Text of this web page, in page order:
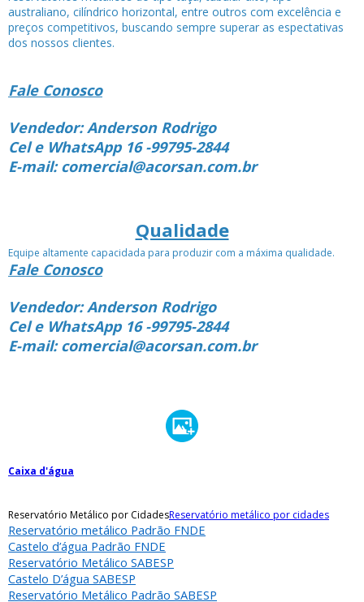
australiano, cilíndrico horizontal, entre outros com excelência e
preços competitivos, buscando sempre superar as espectativas
dos nossos clientes.
Fale Conosco
Vendedor: Anderson Rodrigo
Cel e WhatsApp 16 -99795-2844
E-mail: comercial@acorsan.com.br
Qualidade
Equipe altamente capacidada para produzir com a máxima qualidade.
Fale Conosco
Vendedor: Anderson Rodrigo
Cel e WhatsApp 16 -99795-2844
E-mail: comercial@acorsan.com.br
Caixa d'água
Reservatório Metálico por CidadesReservatório metálico por cidades
Reservatório metálico Padrão FNDE
Castelo d’água Padrão FNDE
Reservatório Metálico SABESP
Castelo D’água SABESP
Reservatório Metálico Padrão SABESP